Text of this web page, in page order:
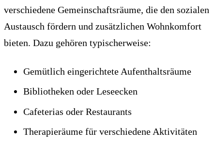
verschiedene Gemeinschaftsräume, die den sozialen
Austausch fördern und zusätzlichen Wohnkomfort
bieten. Dazu gehören typischerweise:
Gemütlich eingerichtete Aufenthaltsräume
Bibliotheken oder Leseecken
Cafeterias oder Restaurants
Therapieräume für verschiedene Aktivitäten